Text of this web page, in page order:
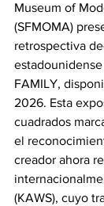
Museum of
(SFMOMA)
retrospectiva
FAMILY,
2026. Esta
cuadrados
el
creador ahora
(KAWS), cuyo